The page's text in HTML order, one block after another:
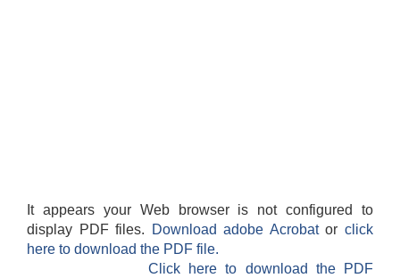
It appears your Web browser is not configured to
display PDF files.
Download adobe Acrobatorclick
here to download the PDF file.
Click here to download the PDF